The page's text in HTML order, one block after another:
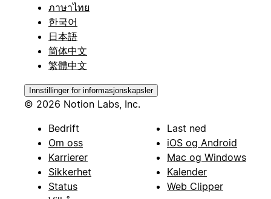
ภาษาไทย
한국어
日本語
简体中文
繁體中文
Innstillinger for informasjonskapsler
© 2026 Notion Labs, Inc.
Bedrift
Om oss
Karrierer
Sikkerhet
Status
Last ned
iOS og Android
Mac og Windows
Kalender
Web Clipper